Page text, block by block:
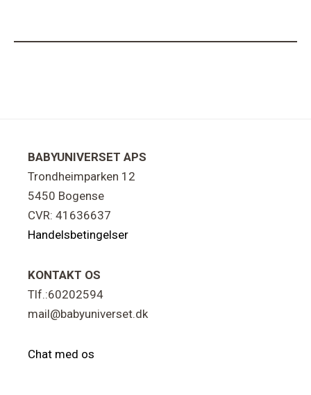
Footer
BABYUNIVERSET APS
Trondheimparken 12
5450 Bogense
CVR: 41636637
Handelsbetingelser
KONTAKT OS
Tlf.:60202594
mail@babyuniverset.dk
Chat med os